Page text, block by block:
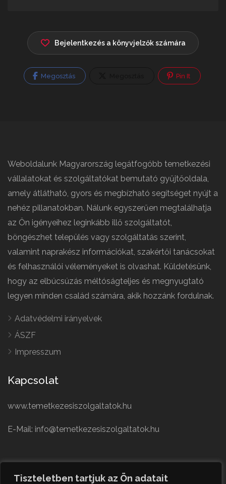
Tiszteletben tartjuk az Ön adatait
Bejelentkezés a könyvjelzők számára
Megosztás Pin It
Weboldalunk Magyarország legátfogóbb temetkezési
vállalatokat és szolgáltatókat bemutató gyűjtőoldala,
amely átlátható, gyors és megbízható segítséget nyújt a
nehéz pillanatokban. Nálunk egyszerűen megtalálhatja
az Ön igényeihez leginkább illő szolgáltatót,
böngészhet település vagy szolgáltatás szerint,
valamint naprakész információkat, szakértői tanácsokat
és felhasználói véleményeket is olvashat. Küldetésünk,
hogy az elbúcsúzás méltóságteljes és megnyugtató
legyen minden család számára, akik hozzánk fordulnak.
Adatvédelmi irányelvek
ÁSZF
Impresszum
Kapcsolat
www.temetkezesiszolgaltatok.hu
E-Mail: info@temetkezesiszolgaltatok.hu
German